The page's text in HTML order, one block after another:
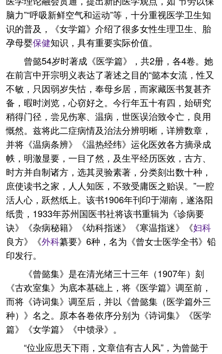
脑力”“呼吸新鲜空气和运动”等，十分重视医学卫生知
识的普及，《女学篇》介绍了很多女性生理卫生、胎
孕母婴保健知识，具有重要实际价值。
曾懿54岁时著成《医学篇》，共2册，各4卷。她
在前言中开宗明义表达了著述之目的“懿本女流，性又
不敏，只因弱岁失怙，奉母乡居，而家藏医书复甚齐
备，暇时浏览，心窃好之。今行年五十有四，始研究
稍得门径，尝见伤寒、温病，世医误治致令亡，良用
慨然。兹将此二症病情及治法分辨明晰，详辨数章，
并将《温病条辨》《温热经纬》运化医效各方摘录成
帙，明澈显要，一目了然，及生平经历医效，古方、
时方并自制诸方，选其灵验素著，分类刻出数十种，
庶使读书之家，人人知医，不致受庸医之贻误。”一腔
活人心，跃然纸上。该书1906年刊印于湖南，遂洛阳
纸贵，1933年苏州国医书社将该书重辑为《诊病要
诀》《杂病秘籍》《幼科指迷》《寒温指迷》《妇科
良方》《外科纂要》6种，名为《曾女士医学全书》铅
印发行。
《曾懿集》是在清光绪三十三年（1907年）刻
《古欢室集》为底本基础上，将《医学篇》调至前，
而将《诗词集》调至后，并以《曾懿集（医学篇外三
种）》名之。原本各卷依序分别为《诗词集》《医学
篇》《女学篇》《中馈录》。
“位业应思天下雨，文章信有古人风”，为曾懿于